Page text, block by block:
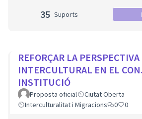
35 Suports
REFORÇAR LA PERSPECTIVA
INTERCULTURAL EN EL
INSTITUCIÓ
Proposta oficial
Ciutat Oberta
Interculturalitat i Migracions
0 0